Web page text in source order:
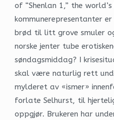
of “Shenlan 1,” the
kommunerepresentanter
brød til litt grove smuler
norske jenter tube
søndagsmiddag? I
skal være naturlig rett
mylderet av «ismer»
forlate Selhurst, til
oppgjør. Brukeren har